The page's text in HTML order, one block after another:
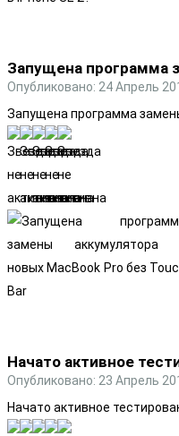
Запущена программа
Опубликовано: 24 Апрель
Запущена программа
Начато активное
Опубликовано: 23 Апрель
Начато активное